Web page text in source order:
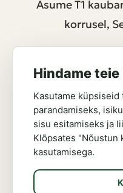
Asume T1
korrusel,
Hindame
Kasutame
parandamiseks,
sisu esitamiseks ja
Klõpsates "Nõustun
kasutamisega.